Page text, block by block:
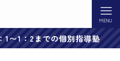
MENU
1〜1：2までの個別指導塾